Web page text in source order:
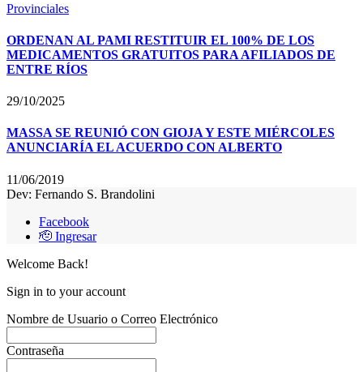
Provinciales
ORDENAN AL PAMI RESTITUIR EL 100% DE LOS
MEDICAMENTOS GRATUITOS PARA AFILIADOS DE
ENTRE RÍOS
29/10/2025
MASSA SE REUNIÓ CON GIOJA Y ESTE MIÉRCOLES
ANUNCIARÍA EL ACUERDO CON ALBERTO
11/06/2019
Dev: Fernando S. Brandolini
Facebook
🫡 Ingresar
Welcome Back!
Sign in to your account
Nombre de Usuario o Correo Electrónico
Contraseña